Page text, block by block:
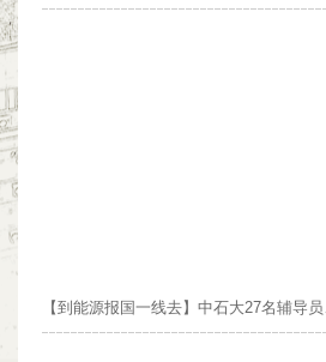
【到能源报国一线去】中石大27名辅导员